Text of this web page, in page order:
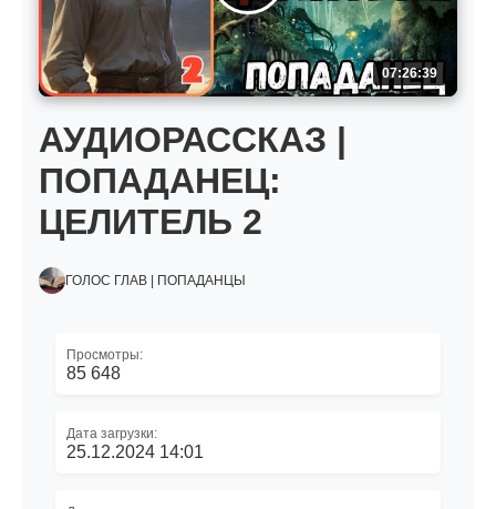
07:26:39
АУДИОРАССКАЗ |
ПОПАДАНЕЦ:
ЦЕЛИТЕЛЬ 2
ГОЛОС ГЛАВ | ПОПАДАНЦЫ
Просмотры:
85 648
Дата загрузки:
25.12.2024 14:01